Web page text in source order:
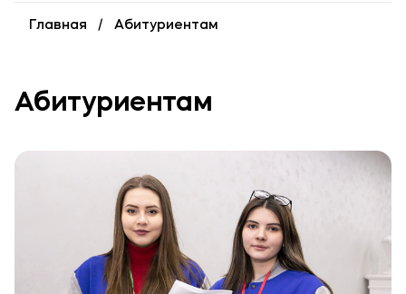
Уровни образования
Дополнительное профессиональное образование
Контакты
Главная Абитуриентам
Абитуриентам